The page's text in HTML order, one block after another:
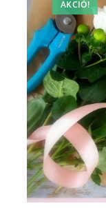
AKCIÓ!